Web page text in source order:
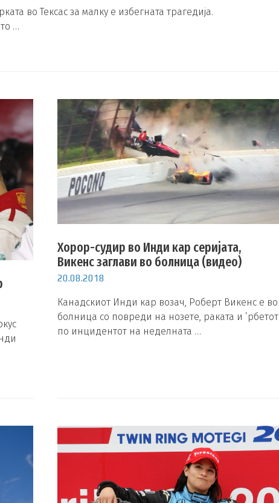
во Тексас за малку е избегната трагедија.
…
Хорор-судир во Инди кар серијата,
Викенс заглави во болница (видео)
20.08.2018
Канадскиот Инди кар возач, Роберт Викенс е во
болница со повреди на нозете, раката и ’рбетот
по инцидентот на неделната …